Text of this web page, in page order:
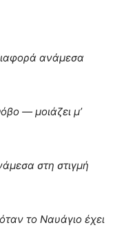
ανάμεσα
— μοιάζει μ’
στη στιγμή
όταν το Ναυάγιο έχει